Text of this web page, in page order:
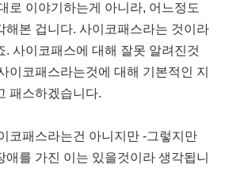
로 이야기하는게 아니라, 어느정도
해본 겁니다. 사이코패스라는 것이라
. 사이코패스에 대해 잘못 알려진것
이코패스라는것에 대해 기본적인 지
패스하겠습니다.
코패스라는건 아니지만 -그렇지만
애를 가진 이는 있을것이라 생각됩니